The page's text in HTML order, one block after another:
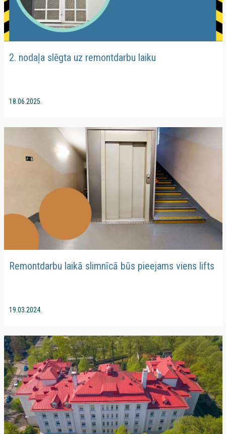
2. nodaļa slēgta uz remontdarbu laiku
18.06.2025.
Remontdarbu laikā slimnīcā būs pieejams viens lifts
19.03.2024.